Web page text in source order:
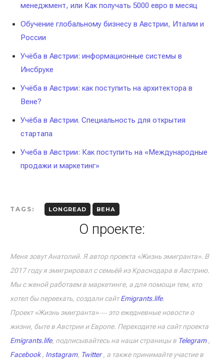
менеджмент, или Как получать 5000 евро в месяц
Обучение глобальному бизнесу в Австрии, Италии и
России
Учёба в Австрии: информационные системы в
Инсбруке
Учёба в Австрии: как поступить на архитектора в
Вене?
Учёба в Австрии. Специальность для открытия
стартапа
Учеба в Австрии: Как поступить на «Международные
продажи и маркетинг»
TAGS: LONGREAD ВЕНА
О проекте:
Меня зовут Анатолий. Я автор проекта «Жизнь эмигранта». В
2017 году я эмигрировал с семьёй из Краснодара в Австрию.
Мы с женой работаем в маркетинге, а для помощи тем, кто
хотел бы переехать, создали сайтEmigrants.life.
Проект «Жизнь эмигранта» ― это ежедневные новости о
жизни, быте в Австрии и Европе. Переходите на сайт проекта
Emigrants.life, подписывайтесь на наши страницы в Telegram,
Facebook, Instagram, Twitter, а также принимайте участие в